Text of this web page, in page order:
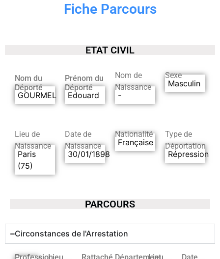
Fiche Parcours
ETAT CIVIL
Nom du
Déporté
GOURMEL
Prénom du
Déporté
Edouard
Nom de
Naissance
-
Sexe
Masculin
Lieu de
Naissance
Paris
(75)
Date de
Naissance
30/01/1898
Nationalité
Française
Type de
Déportation
Répression
PARCOURS
Circonstances de l'Arrestation